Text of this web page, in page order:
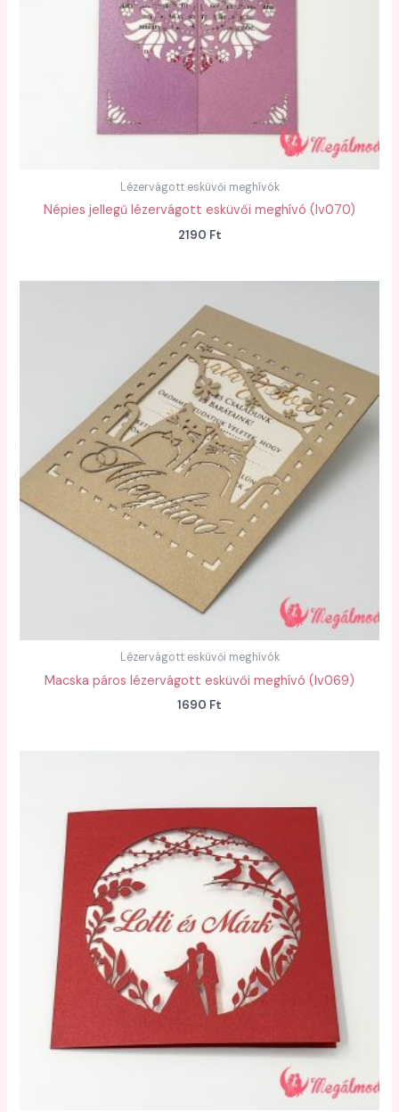
Lézervágott esküvői meghívók
Népies jellegű lézervágott esküvői meghívó (lv070)
2190 Ft
Lézervágott esküvői meghívók
Macska páros lézervágott esküvői meghívó (lv069)
1690 Ft